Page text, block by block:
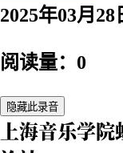
2025年03月28
阅读量：0
隐藏此录音
上海音乐学